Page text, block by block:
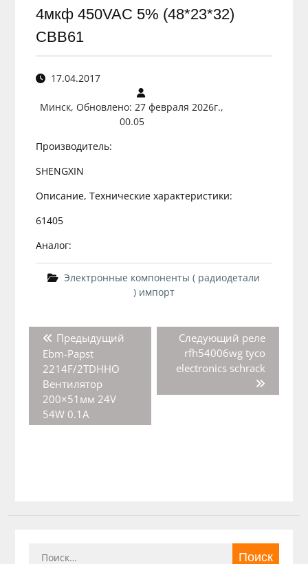
4мкф 450VAC 5% (48*23*32)
CBB61
17.04.2017
Минск, Обновлено: 27 февраля 2026г.,
00.05
Производитель:
SHENGXIN
Описание, Технические характеристики:
61405
Аналог:
Электронные компоненты ( радиодетали
) импорт
записям
Предыдущий Предыдущая
Ebm-Papst
2214F/2TDHHO
Вентилятор
200×51мм 24V
54W 0.1A
Следующий Следующая
запись:
реле
rfh54006wg tyco
electronics schrack